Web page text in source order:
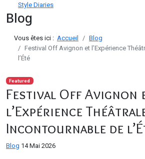
Style Diaries
Blog
Vous êtes ici : Accueil
Blog
Festival Off Avignon et l’Expérience
l’Été
Featured
Festival Off Avignon
l’Expérience
Incontournable de
Blog 14 Mai 2026